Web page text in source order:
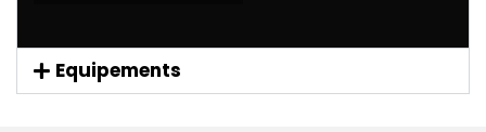
Equipements